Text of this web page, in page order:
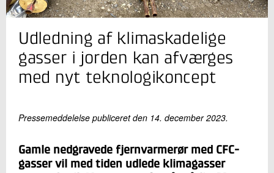
Jeg er din kontaktperson
Bjørn Malmgren-Hansen
Seniorspecialist, Lic.Techn.
Cirkulære Ressourcer
+45 72 20 18 10
Send e-mail
Udledning af klimaskadelige
gasser i jorden kan afværges
med nyt teknologikoncept
Pressemeddelelse publiceret den 14. december 2023.
Gamle nedgravede fjernvarmerør med CFC-
gasser vil med tiden udlede klimagasser